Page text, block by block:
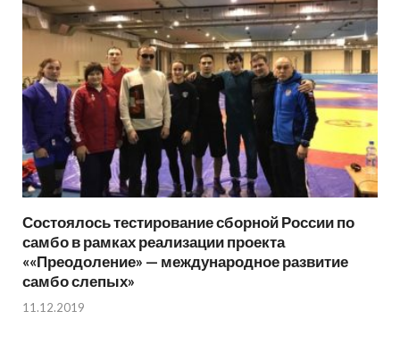
Состоялось тестирование сборной России по
самбо в рамках реализации проекта
««Преодоление» — международное развитие
самбо слепых»
11.12.2019